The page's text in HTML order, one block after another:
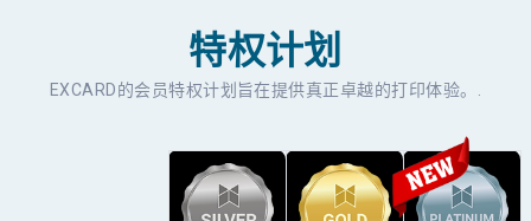
特权计划
EXCARD的会员特权计划旨在提供真正卓越的打印体验。.